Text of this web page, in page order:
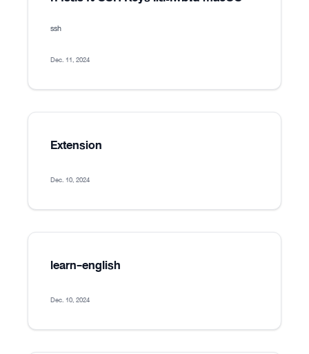
ssh
Dec. 11, 2024
Extension
Dec. 10, 2024
learn-english
Dec. 10, 2024